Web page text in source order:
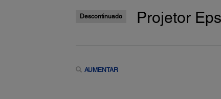
Descontinuado Projetor
AUMENTAR